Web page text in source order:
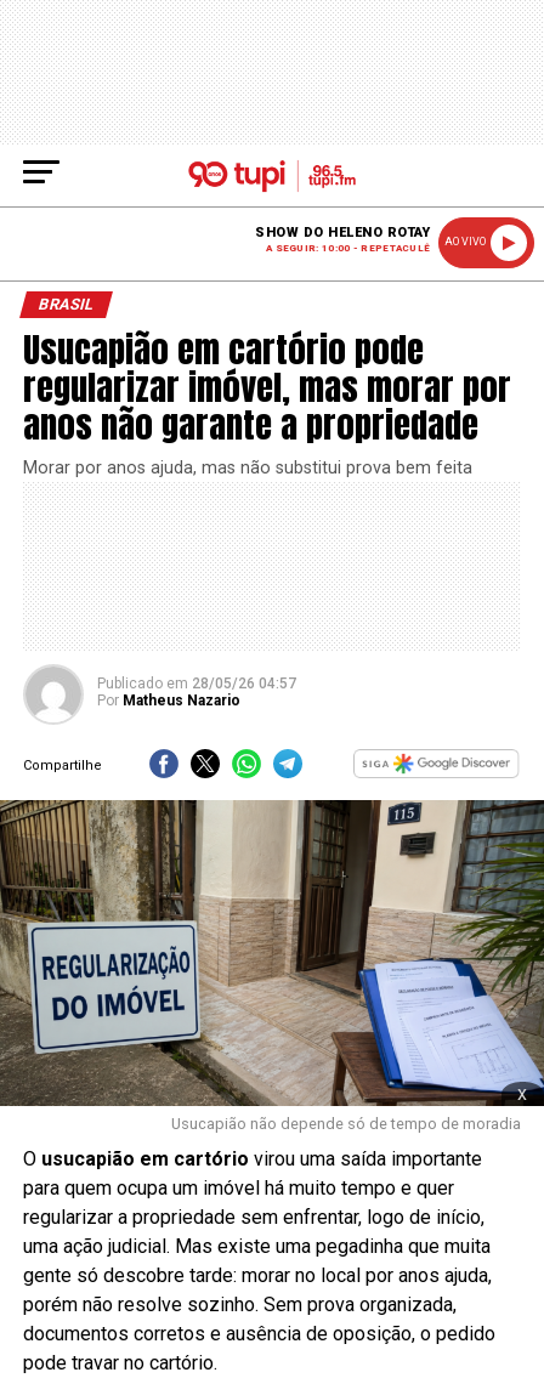
SHOW DO HELENO ROTAY
A SEGUIR: 10:00 - REPETACULÊ
AO VIVO
BRASIL
Usucapião em cartório pode
regularizar imóvel, mas morar por
anos não garante a propriedade
Morar por anos ajuda, mas não substitui prova bem feita
Publicado em 28/05/26 04:57
Por Matheus Nazario
Compartilhe
x
Usucapião não depende só de tempo de moradia
O usucapião em cartório virou uma saída importante
para quem ocupa um imóvel há muito tempo e quer
regularizar a propriedade sem enfrentar, logo de início,
uma ação judicial. Mas existe uma pegadinha que muita
gente só descobre tarde: morar no local por anos ajuda,
porém não resolve sozinho. Sem prova organizada,
documentos corretos e ausência de oposição, o pedido
pode travar no cartório.